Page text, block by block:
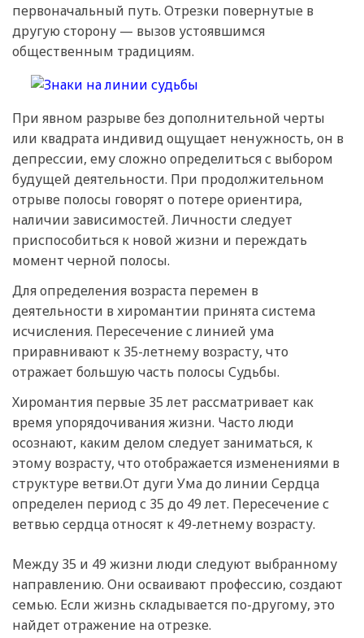
первоначальный путь. Отрезки повернутые в
другую сторону — вызов устоявшимся
общественным традициям.
При явном разрыве без дополнительной черты
или квадрата индивид ощущает ненужность, он в
депрессии, ему сложно определиться с выбором
будущей деятельности. При продолжительном
отрыве полосы говорят о потере ориентира,
наличии зависимостей. Личности следует
приспособиться к новой жизни и переждать
момент черной полосы.
Для определения возраста перемен в
деятельности в хиромантии принята система
исчисления. Пересечение с линией ума
приравнивают к 35-летнему возрасту, что
отражает большую часть полосы Судьбы.
Хиромантия первые 35 лет рассматривает как
время упорядочивания жизни. Часто люди
осознают, каким делом следует заниматься, к
этому возрасту, что отображается изменениями в
структуре ветви.От дуги Ума до линии Сердца
определен период с 35 до 49 лет. Пересечение с
ветвью сердца относят к 49-летнему возрасту.
Между 35 и 49 жизни люди следуют выбранному
направлению. Они осваивают профессию, создают
семью. Если жизнь складывается по-другому, это
найдет отражение на отрезке.